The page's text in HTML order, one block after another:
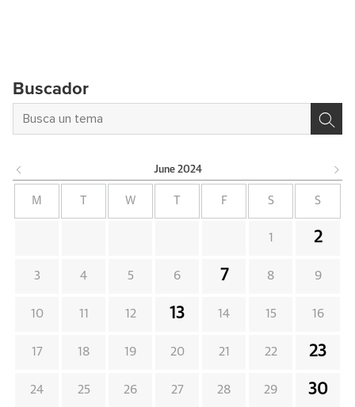
Buscador
June 2024
M W F S S
1 2
3 4 5 6 7 8 9
10 11 12 13 14 15 16
17 18 19 20 21 22 23
24 25 26 27 28 29 30